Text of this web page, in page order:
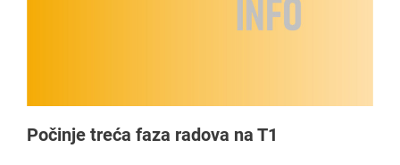
Počinje treća faza radova na T1